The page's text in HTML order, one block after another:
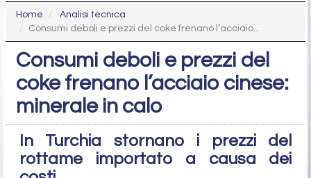
Home
Analisi tecnica
Consumi deboli e prezzi del coke frenano l’acciaio...
Consumi deboli e prezzi del
coke frenano l’acciaio cinese:
minerale in calo
In Turchia stornano i prezzi del
rottame importato a causa dei